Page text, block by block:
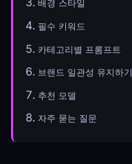
배경 스타일
필수 키워드
카테고리별 프롬프트
브랜드 일관성 유지하기
추천 모델
자주 묻는 질문